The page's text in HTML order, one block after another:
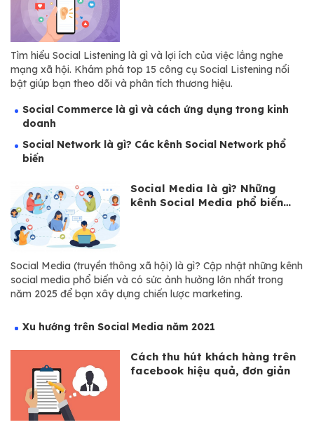
Tìm hiểu Social Listening là gì và lợi ích của việc lắng nghe
mạng xã hội. Khám phá top 15 công cụ Social Listening nổi
bật giúp bạn theo dõi và phân tích thương hiệu.
Social Commerce là gì và cách ứng dụng trong kinh
doanh
Social Network là gì? Các kênh Social Network phổ
biến
Social Media là gì? Những
kênh Social Media phổ biến
Social Media (truyền thông xã hội) là gì? Cập nhật những kênh
social media phổ biến và có sức ảnh hưởng lớn nhất trong
năm 2025 để bạn xây dựng chiến lược marketing.
Xu hướng trên Social Media năm 2021
Cách thu hút khách hàng trên
facebook hiệu quả, đơn giản